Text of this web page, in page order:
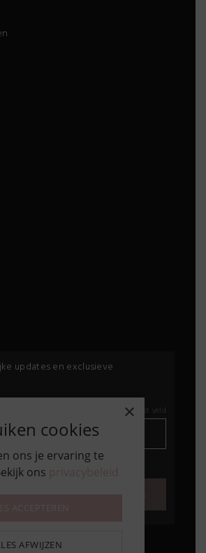
updates en exclusieve
Vereist veld
hetprivacybeleid
×
cookies
ons je ervaring te
ons
AFWIJZEN